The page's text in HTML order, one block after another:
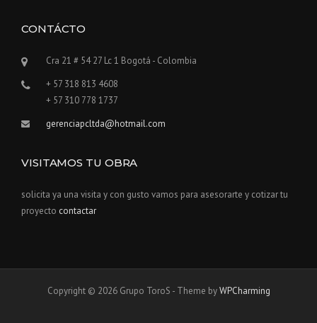
CONTÁCTO
Cra 21 # 54 27 Lc 1 Bogotá - Colombia
+ 57 318 813 4608
+ 57 310 778 1737
gerenciapcltda@hotmail.com
VISITAMOS TU OBRA
solicita ya una visita y con gusto vamos para asesorarte y cotizar tu
proyecto contactar
Copyright © 2026 Grupo ToroS - Theme byWPCharming